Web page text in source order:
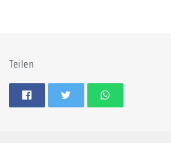
Teilen